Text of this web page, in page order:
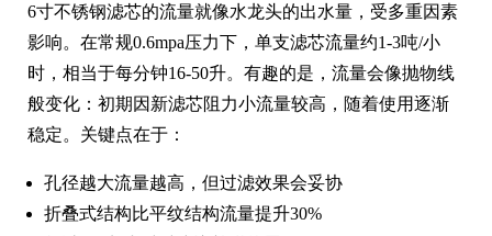
6寸不锈钢滤芯的流量就像水龙头的出水量，受多重因素
影响。在常规0.6mpa压力下，单支滤芯流量约1-3吨/小
时，相当于每分钟16-50升。有趣的是，流量会像抛物线
般变化：初期因新滤芯阻力小流量较高，随着使用逐渐
稳定。关键点在于：
孔径越大流量越高，但过滤效果会妥协
折叠式结构比平纹结构流量提升30%